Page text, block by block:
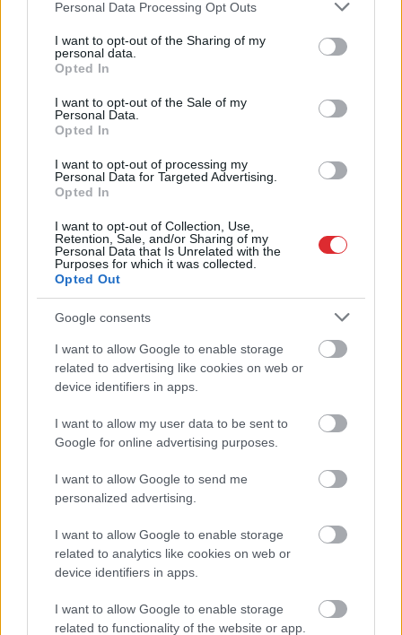
not limited to your visit or usage behaviour. You may click to
grant or deny consent to Google and its third-party tags to
use your data for below specified purposes in below Google
consent section.
Personal Data Processing Opt Outs
I want to opt-out of the Sharing of my
personal data.
Opted In
I want to opt-out of the Sale of my
Personal Data.
Opted In
I want to opt-out of processing my
Personal Data for Targeted Advertising.
Opted In
I want to opt-out of Collection, Use,
Retention, Sale, and/or Sharing of my
Personal Data that Is Unrelated with the
Purposes for which it was collected.
Opted Out
Google consents
I want to allow Google to enable storage
related to advertising like cookies on web or
device identifiers in apps.
I want to allow my user data to be sent to
Google for online advertising purposes.
I want to allow Google to send me
personalized advertising.
I want to allow Google to enable storage
related to analytics like cookies on web or
device identifiers in apps.
I want to allow Google to enable storage
related to functionality of the website or app.
“Nabaga cilvēki…”
Neierasts skats Rīgā
līdzcilvēkos
Solīja lētāku
atklājies, kas patiesībā
notika ar cenām
Smaida kā saulītes! 3
vispozitīvākās zodiaka
zīmes – laimīgi tie, kas viņu
tuvumā
Atcelt Ziņot